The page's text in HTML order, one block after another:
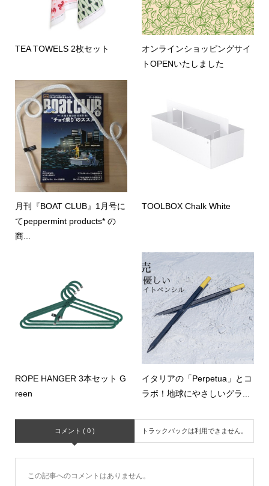
TEA TOWELS 2枚セット
オンラインショッピングサイ
トOPENいたしました
月刊『BOAT CLUB』1月号に
てpeppermint products* の
商...
TOOLBOX Chalk White
ROPE HANGER 3本セット G
reen
イタリアの「Perpetua」とコ
ラボ！地球にやさしいグラ...
コメント ( 0 ) トラックバックは利用できません。
この記事へのコメントはありません。